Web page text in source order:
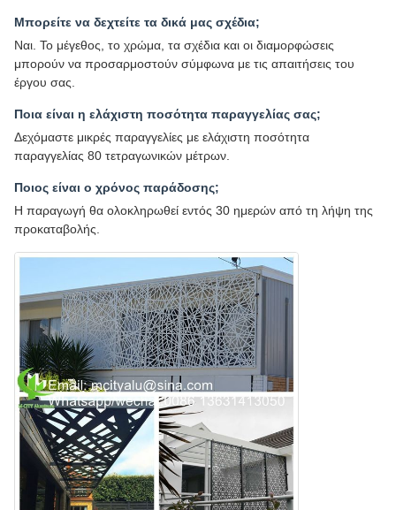
Μπορείτε να δεχτείτε τα δικά μας σχέδια;
Ναι. Το μέγεθος, το χρώμα, τα σχέδια και οι διαμορφώσεις
μπορούν να προσαρμοστούν σύμφωνα με τις απαιτήσεις του
έργου σας.
Ποια είναι η ελάχιστη ποσότητα παραγγελίας σας;
Δεχόμαστε μικρές παραγγελίες με ελάχιστη ποσότητα
παραγγελίας 80 τετραγωνικών μέτρων.
Ποιος είναι ο χρόνος παράδοσης;
Η παραγωγή θα ολοκληρωθεί εντός 30 ημερών από τη λήψη της
προκαταβολής.